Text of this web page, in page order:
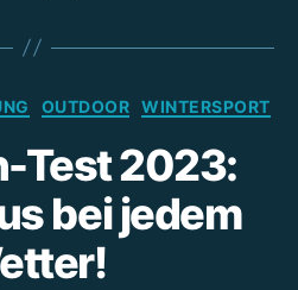
Kategorien
OUTDOOR WINTERSPORT
Test 2023:
bei jedem